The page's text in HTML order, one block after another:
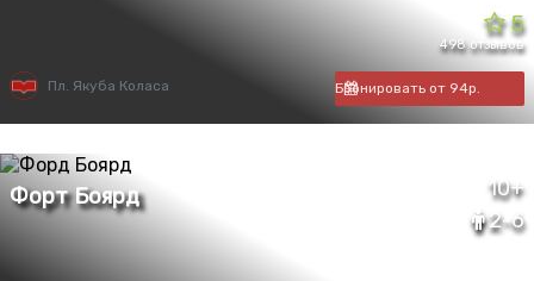
5
498 отзывов
Пл. Якуба Коласа Бронировать от 94р.
10+
2-6